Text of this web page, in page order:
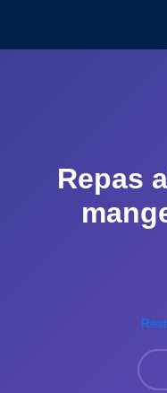
Repas